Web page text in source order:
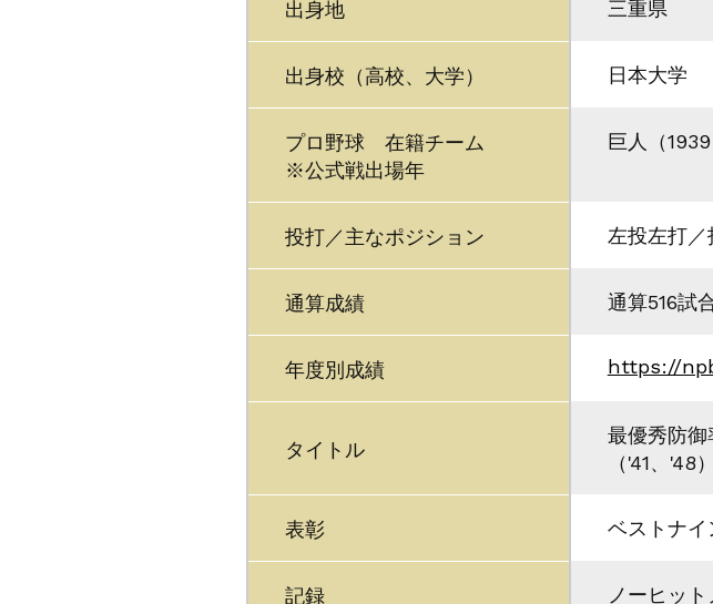
出身地 三重県
出身校（高校、大学） 日本大学
プロ野球 在籍チーム
※公式戦出場年
巨人（
投打／主なポジション 左投左打／
通算成績 通算516試
年度別成績 https://
タイトル
最優秀防御
（'41、'48）
表彰 ベストナイ
記録 ノーヒット